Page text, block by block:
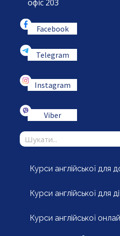
офіс 203
Facebook
Telegram
Instagram
Viber
Курси англійської для
Курси англійської для
Курси англійської